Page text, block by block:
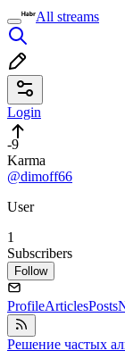
All streams
Login
-9
Karma
@dimoff66
User
1
Subscribers
Follow
ProfileArticlesPosts
Решение частых